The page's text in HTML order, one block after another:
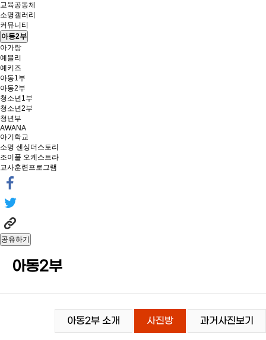
교육공동체
소명갤러리
커뮤니티
아동2부
아가랑
예블리
예키즈
아동1부
아동2부
청소년1부
청소년2부
청년부
AWANA
아기학교
소명 센싱더스토리
조이풀 오케스트라
교사훈련프로그램
공유하기
아동2부
아동2부 소개 사진방 과거사진보기